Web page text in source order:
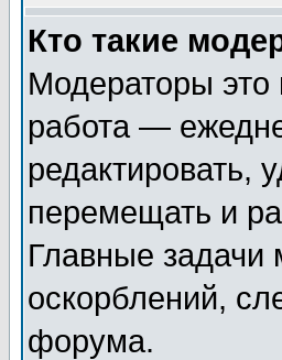
Кто такие
Модераторы это
работа —
редактировать,
перемещать и
Главные задачи
оскорблений,
форума.